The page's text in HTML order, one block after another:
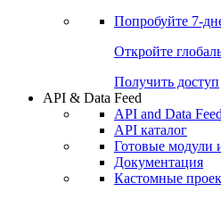
Попробуйте 7-
Откройте
Получить доступ
API & Data Feed
API and Data Feed
API каталог
Готовые модули
Документация
Кастомные